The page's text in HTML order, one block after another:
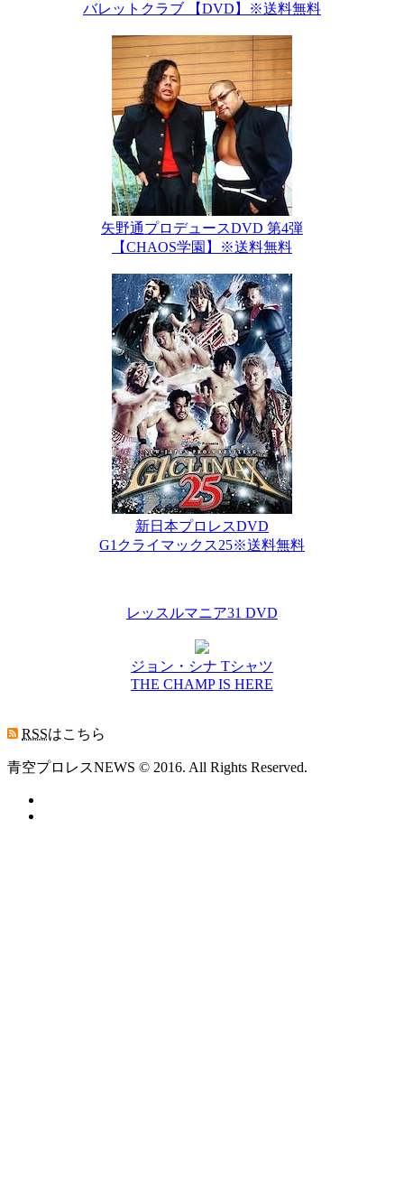
バレットクラブ 【DVD】※送料無料
矢野通プロデュースDVD 第4弾
【CHAOS学園】※送料無料
新日本プロレスDVD
G1クライマックス25※送料無料
レッスルマニア31 DVD
ジョン・シナ Tシャツ
THE CHAMP IS HERE
RSSはこちら
青空プロレスNEWS © 2016. All Rights Reserved.